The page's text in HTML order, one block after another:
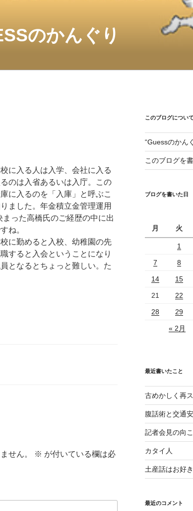
のかんぐり
に入る人は入学、会社に入る
のは入省あるいは入庁。この
に入るのを「入庫」と呼ぶこ
ました。年金積立金管理運用
った高橋氏のご経歴の中に出
ね。
に勤めると入校、幼稚園の先
すると入会ということになり
となるとちょっと難しい。た
せん。 ※ が付いている欄は必
このブログについ
“Guessのかん
このブログを
ブログを書いた日
月 火
1
7 8
14 15
21 22
28 29
« 2月
最近書いたこと
古めかしく再
腹話術と交通
記者会見の向
カタイ人
土産話はお好
最近のコメント